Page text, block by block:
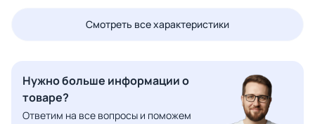
Смотреть все характеристики
Нужно больше информации о
товаре?
Ответим на все вопросы и поможем